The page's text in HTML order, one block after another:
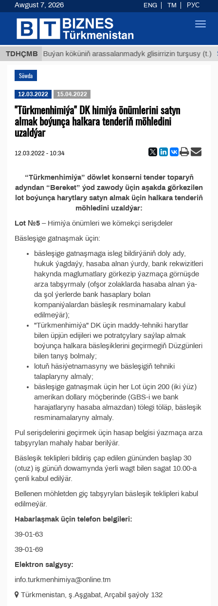
TDHÇMBBuýan köküniň arassalanmadyk glisirrizin turşusy (t.)
Söwda
12.03.2022 15.04.2022
"Türkmenhimiýa" DK himiýa önümlerini satyn
almak boýunça halkara tenderiň möhledini
uzaldýar
12.03.2022 - 10:34
“Türkmenhimiýa” döwlet konserni tender toparyň
adyndan “Bereket” ýod zawody üçin aşakda görkezilen
lot boýunça harytlary satyn almak üçin halkara tenderiň
möhledini uzaldýar:
Lot №5 – Himiýa önümleri we kömekçi serişdeler
Bäsleşige gatnaşmak üçin:
bäsleşige gatnaşmaga isleg bildirýäniň doly ady,
hukuk ýagdaýy, hasaba alnan ýurdy, bank rekwizitleri
hakynda maglumatlary görkezip ýazmaça görnüşde
arza tabşyrmaly (ofşor zolaklarda hasaba alnan ýa-
da şol ýerlerde bank hasaplary bolan
kompaniýalardan bäsleşik resminamalary kabul
edilmeýär);
"Türkmenhimiýa" DK üçin maddy-tehniki harytlar
bilen üpjün edijileri we potratçylary saýlap almak
boýunça halkara bäsleşiklerini geçirmegiň Düzgünleri
bilen tanyş bolmaly;
lotuň häsiýetnamasyny we bäsleşigiň tehniki
talaplaryny almaly;
bäsleşige gatnaşmak üçin her Lot üçin 200 (iki ýüz)
amerikan dollary möçberinde (GBS-i we bank
harajatlaryny hasaba almazdan) tölegi töläp, bäsleşik
resminamalaryny almaly.
Pul serişdelerini geçirmek üçin hasap belgisi ýazmaça arza
tabşyrylan mahaly habar berilýär.
Bäsleşik teklipleri bildiriş çap edilen gününden başlap 30
(otuz) iş günüň dowamynda ýerli wagt bilen sagat 10.00-a
çenli kabul edilýär.
Bellenen möhletden giç tabşyrylan bäsleşik teklipleri kabul
edilmeýär.
Habarlaşmak üçin telefon belgileri:
39-01-63
39-01-69
Elektron salgysy:
info.turkmenhimiya@online.tm
Türkmenistan, ş.Aşgabat, Arçabil şaýoly 132
Awgust 7, 2026 ENG TM РУС